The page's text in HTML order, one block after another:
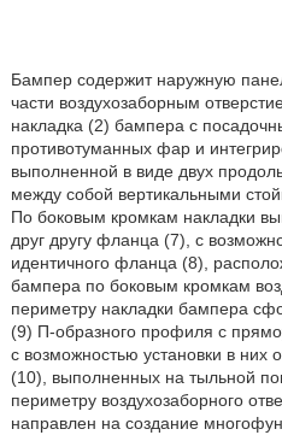
Бампер содержит наружную
части воздухозаборным
накладка (2) бампера с
противотуманных фар и
выполненной в виде двух
между собой вертикальными
По боковым кромкам накладки
друг другу фланца (7), с
идентичного фланца (8),
бампера по боковым кромкам
периметру накладки бампера
(9) П-образного профиля с
с возможностью установки в них
(10), выполненных на тыльной
периметру воздухозаборного
направлен на создание